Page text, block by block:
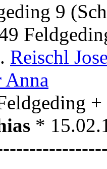
9
Reischl
Anna
*